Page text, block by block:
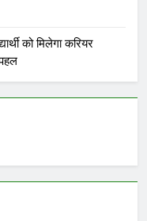
को मिलेगा करियर